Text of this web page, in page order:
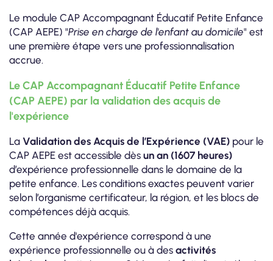
Le module CAP Accompagnant Éducatif Petite Enfance
(CAP AEPE) "Prise en charge de l'enfant au domicile" est
une première étape vers une professionnalisation
accrue.
Le CAP Accompagnant Éducatif Petite Enfance
(CAP AEPE) par la validation des acquis de
l'expérience
La Validation des Acquis de l’Expérience (VAE) pour le
CAP AEPE est accessible dès un an (1607 heures)
d’expérience professionnelle dans le domaine de la
petite enfance. Les conditions exactes peuvent varier
selon l’organisme certificateur, la région, et les blocs de
compétences déjà acquis.
Cette année d'expérience correspond à une
expérience professionnelle ou à des activités